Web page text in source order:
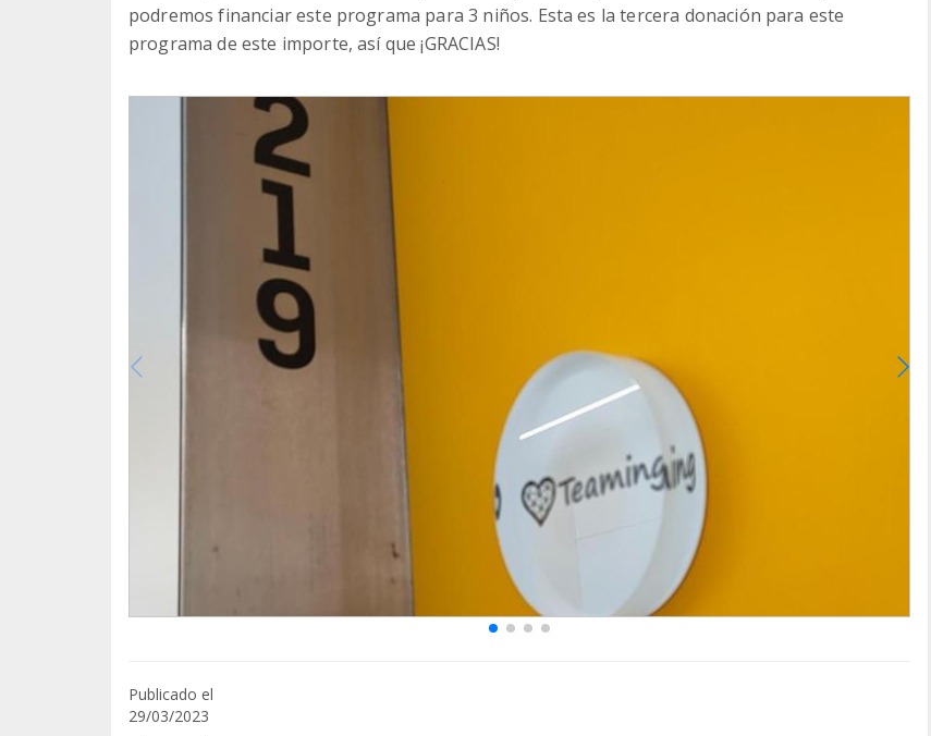
podremos financiar este programa para 3 niños. Esta es la tercera donación para este
programa de este importe, así que ¡GRACIAS!
Publicado el
29/03/2023